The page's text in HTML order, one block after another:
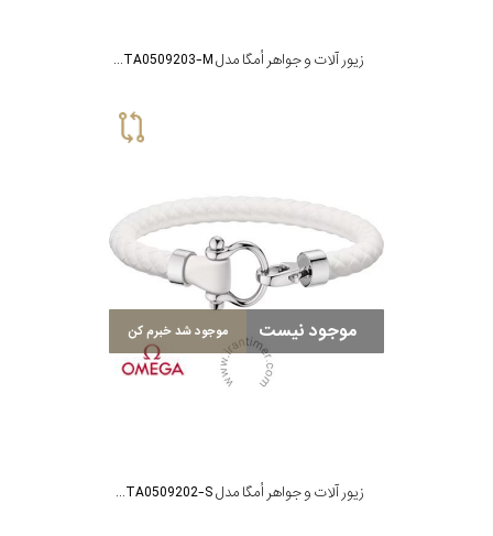
زیور آلات و جواهر اُمگا مدل B34STA0509203-M
موجود نیست موجود شد خبرم کن
زیور آلات و جواهر اُمگا مدل B34STA0509202-S